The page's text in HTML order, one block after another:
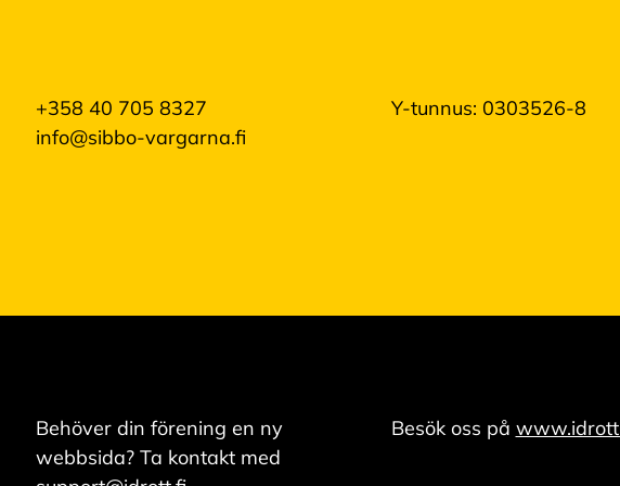
+358 40 705 8327
info@sibbo-vargarna.fi
Y-tunnus: 0303526-8
Behöver din förening en ny
webbsida? Ta kontakt med
Besök oss på